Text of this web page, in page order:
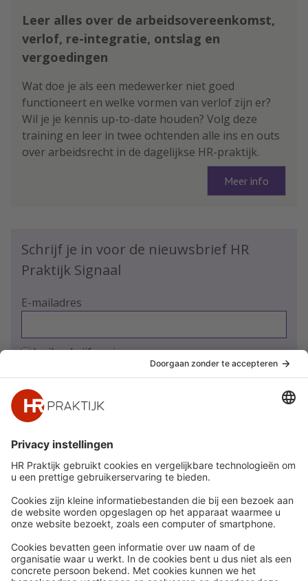
Leer alles over de arbeidsovereenkomst,
verlof, re-integratie, ontslag en
vergoedingen
Wat doe je als een medewerker niet goed
functioneert en welke vormen van verlof zijn er?
Wil je je kennis up-to-date houden? Volg deze
training en leer in twee ochtenden alle ins en outs
over arbeidsrecht in de dagelijkse HR-praktijk.
Meer info
Schrijf je in voor de nieuwsbrief HR
Praktijk Signaal
E-mailadres
Ja, ik schrijf me in
Snel naar
Nieuws
Whitepapers
Webinars
Word lid
Contact
Meer
HR Academy
HR Podcast
CHRO
HR Day